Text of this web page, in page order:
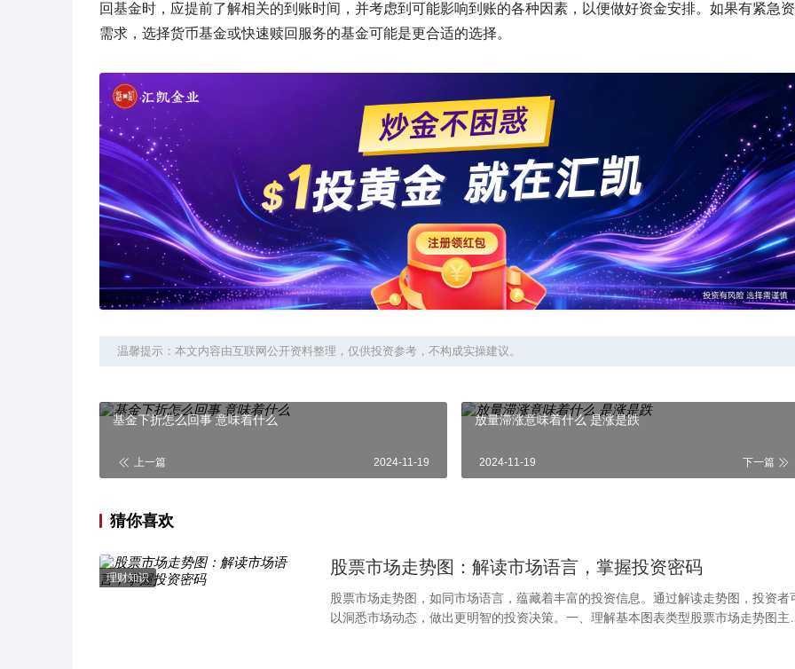
回基金时，应提前了解相关的到账时间，并考虑到可能影响到账的各种因素，以便做好资金安排。如果有紧急
需求，选择货币基金或快速赎回服务的基金可能是更合适的选择。
温馨提示：本文内容由互联网公开资料整理，仅供投资参考，不构成实操建议。
基金下折怎么回事 意味着什么
上一篇 2024-11-19
放量滞涨意味着什么 是涨是跌
2024-11-19 下一篇
猜你喜欢
理财知识
股票市场走势图：解读市场语言，掌握投资密码
股票市场走势图，如同市场语言，蕴藏着丰富的投资信息。通过解读走势图，投资者
以洞悉市场动态，做出更明智的投资决策。一、理解基本图表类型股票市场走势图主要